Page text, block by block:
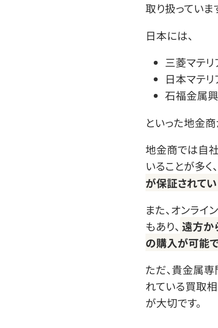
取り扱っていま
日本には、
三菱マテリ
日本マテリ
石福金属
といった地金商
地金商では自
いることが多く、
が保証されて
また、オンラ
もあり、 遠方か
の購入が可能
ただ、貴金属
れている買取
が大切です。